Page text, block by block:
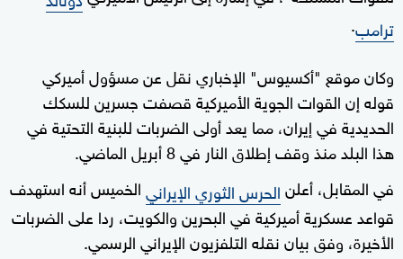
ترامب.
وكان موقع "أكسيوس" الإخباري نقل عن مسؤول أميركي
قوله إن القوات الجوية الأميركية قصفت جسرين للسكك
الحديدية في إيران، مما يعد أولى الضربات للبنية التحتية في
هذا البلد منذ وقف إطلاق النار في 8 أبريل الماضي.
في المقابل، أعلنالحرس الثوري الإيرانيالخميس أنه استهدف
قواعد عسكرية أميركية في البحرين والكويت، ردا على الضربات
الأخيرة، وفق بيان نقله التلفزيون الإيراني الرسمي.